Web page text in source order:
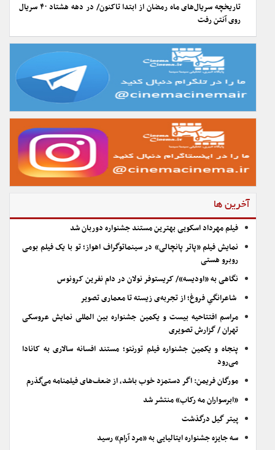
تاریخچه سریال‌های ماه رمضان از ابتدا تاکنون/ در دهه هشتاد ۴۰ سریال
روی آنتن رفت
آخرین ها
فیلم مهرداد اسکویی بهترین مستند جشنواره دوربان شد
نمایش فیلم «پاتر پانچالی» در سینماتوگراف اهواز؛ تو با یک فیلم بومی
روبرو هستی
نگاهی به «اودیسه»/ کریستوفر نولان در دام نفرین کرونوس
شاعرانگیِ فروغ؛ از تجربه‌ی زیسته تا معماری تصویر
مراسم افتتاحیه بیست و یکمین جشنواره بین المللی نمایش عروسکی
تهران / گزارش تصویری
پنجاه و یکمین جشنواره فیلم تورنتو؛ مستند افسانه سالاری به کانادا
می‌رود
مورگان فریمن: اگر دستمزد خوب باشد، از ضعف‌های فیلمنامه می‌گذرم
«ابرسواران مه رکاب» منتشر شد
پیتر گیل درگذشت
سه جایزه جشنواره ایتالیایی به «مرد آرام» رسید